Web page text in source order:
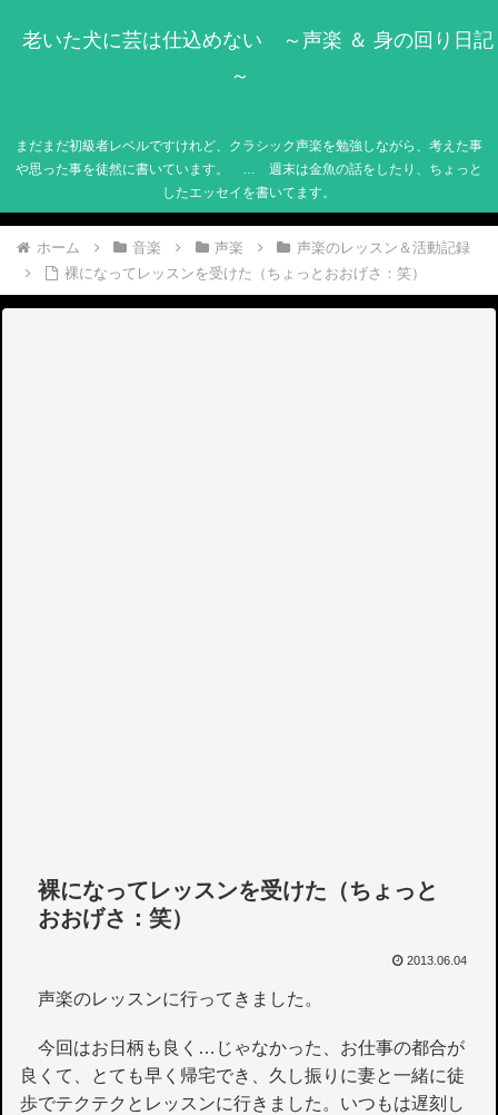
老いた犬に芸は仕込めない ～声楽 ＆ 身の回り日記
～
まだまだ初級者レベルですけれど、クラシック声楽を勉強しながら、考えた事
や思った事を徒然に書いています。 … 週末は金魚の話をしたり、ちょっと
したエッセイを書いてます。
ホーム 音楽 声楽
声楽のレッスン＆活動記録
裸になってレッスンを受けた（ちょっとおおげさ：笑）
裸になってレッスンを受けた（ちょっと
おおげさ：笑）
2013.06.04
声楽のレッスンに行ってきました。
今回はお日柄も良く…じゃなかった、お仕事の都合が
良くて、とても早く帰宅でき、久し振りに妻と一緒に徒
歩でテクテクとレッスンに行きました。いつもは遅刻し